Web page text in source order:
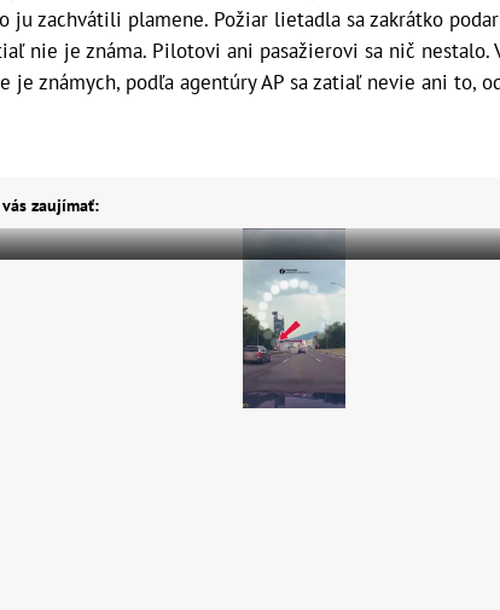
ju zachvátili plamene. Požiar lietadla sa zakrátko
nie je známa. Pilotovi ani pasažierovi sa nič nestalo.
je známych, podľa agentúry AP sa zatiaľ nevie ani to,
zaujímať: